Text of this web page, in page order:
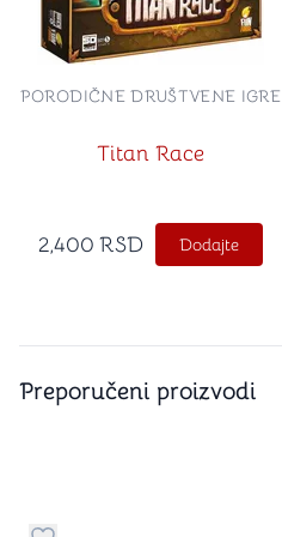
Titan Race
PORODIČNE DRUŠTVENE IGRE
2,400 RSD Dodajte
Preporučeni proizvodi